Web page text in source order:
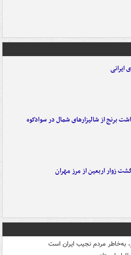
ایرانی
برنج از شالیزارهای شمال در سوادکوه
زوار اربعین از مرز مهران
به‌خاطر مردم نجیب ایران است